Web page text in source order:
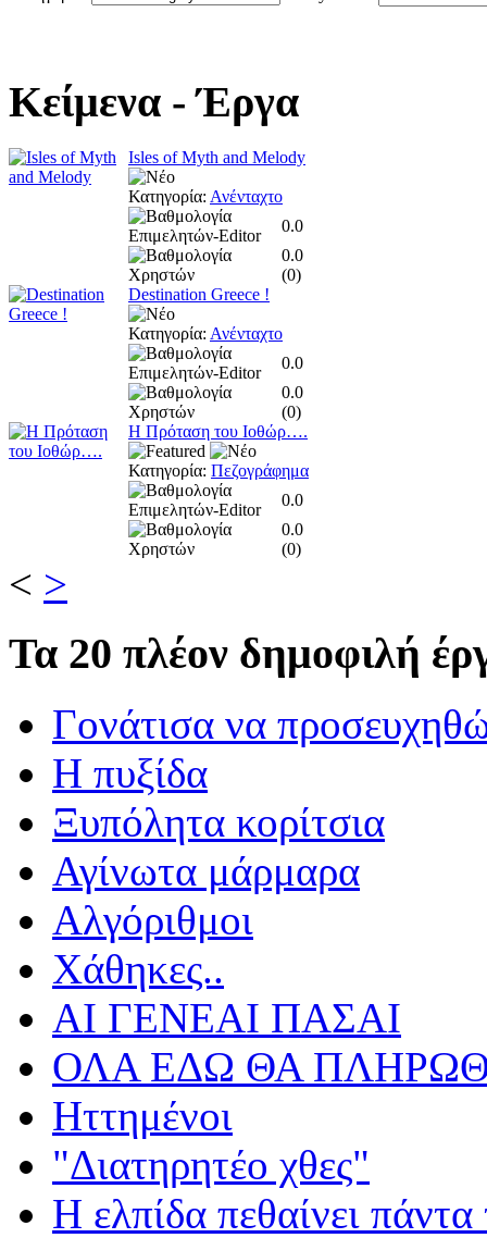
Κείμενα - Έργα
Isles of Myth and Melody
Κατηγορία: Ανένταχτο
0.0
0.0
(0)
Destination Greece !
Κατηγορία: Ανένταχτο
0.0
0.0
(0)
Η Πρόταση του Ιοθώρ….
Κατηγορία: Πεζογράφημα
0.0
0.0
(0)
< >
Τα 20 πλέον δημοφιλή
Γονάτισα να
Η πυξίδα
Ξυπόλητα κορίτσια
Αγίνωτα μάρμαρα
Αλγόριθμοι
Χάθηκες..
ΑΙ ΓΕΝΕΑΙ ΠΑΣΑΙ
ΟΛΑ ΕΔΩ ΘΑ
Ηττημένοι
"Διατηρητέο χθες"
Η ελπίδα πεθαίνει πάντα